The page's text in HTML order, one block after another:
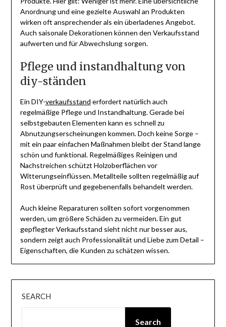
Anordnung und eine gezielte Auswahl an Produkten
wirken oft ansprechender als ein überladenes Angebot.
Auch saisonale Dekorationen können den Verkaufsstand
aufwerten und für Abwechslung sorgen.
Pflege und instandhaltung von
diy-ständen
Ein DIY-verkaufsstand erfordert natürlich auch
regelmäßige Pflege und Instandhaltung. Gerade bei
selbstgebauten Elementen kann es schnell zu
Abnutzungserscheinungen kommen. Doch keine Sorge –
mit ein paar einfachen Maßnahmen bleibt der Stand lange
schön und funktional. Regelmäßiges Reinigen und
Nachstreichen schützt Holzoberflächen vor
Witterungseinflüssen. Metallteile sollten regelmäßig auf
Rost überprüft und gegebenenfalls behandelt werden.
Auch kleine Reparaturen sollten sofort vorgenommen
werden, um größere Schäden zu vermeiden. Ein gut
gepflegter Verkaufsstand sieht nicht nur besser aus,
sondern zeigt auch Professionalität und Liebe zum Detail –
Eigenschaften, die Kunden zu schätzen wissen.
SEARCH
Search